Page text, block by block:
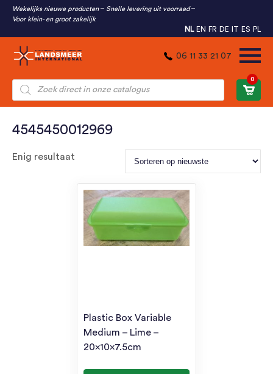
Wekelijks nieuwe producten
Snelle levering uit voorraad
Voor klein- en groot zakelijk
NL EN FR DE IT ES PL
06 11 33 21 07
Producten
zoeken
0
4545450012969
Enig resultaat
Plastic Box Variable
Medium – Lime –
20x10x7.5cm